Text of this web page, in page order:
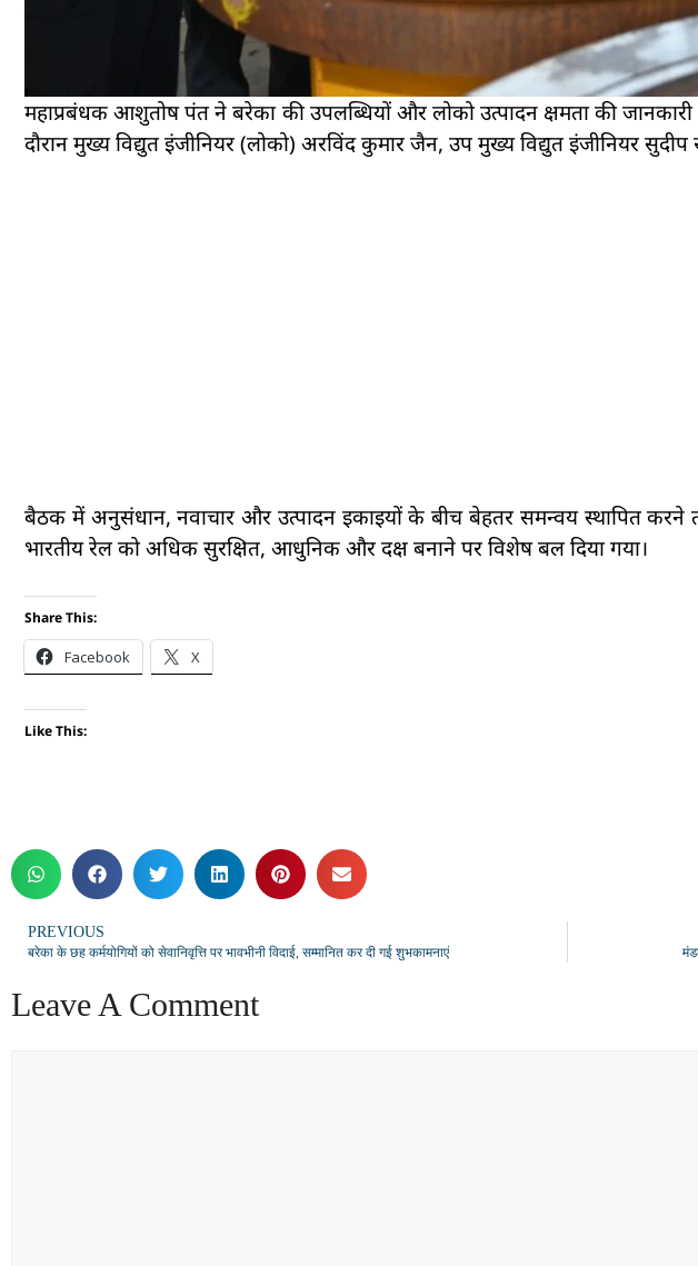
महाप्रबंधक आशुतोष पंत ने बरेका की उपलब्धियों और लोको उत्पादन क्षमता की
दौरान मुख्य विद्युत इंजीनियर (लोको) अरविंद कुमार जैन, उप मुख्य विद्युत इंजीनियर
बैठक में अनुसंधान, नवाचार और उत्पादन इकाइयों के बीच बेहतर समन्वय स्थापित करने
भारतीय रेल को अधिक सुरक्षित, आधुनिक और दक्ष बनाने पर विशेष बल दिया गया।
Share This:
Facebook X
Like This:
PREVIOUS
बरेका के छह कर्मयोगियों को सेवानिवृत्ति पर भावभीनी विदाई, सम्मानित कर दी गई शुभकामनाएं
Leave A Comment